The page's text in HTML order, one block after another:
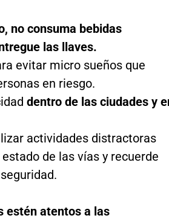
no consuma bebidas
las llaves.
evitar micro sueños que
en riesgo.
dentro de las ciudades y
actividades distractoras
de las vías y recuerde
estén atentos a las